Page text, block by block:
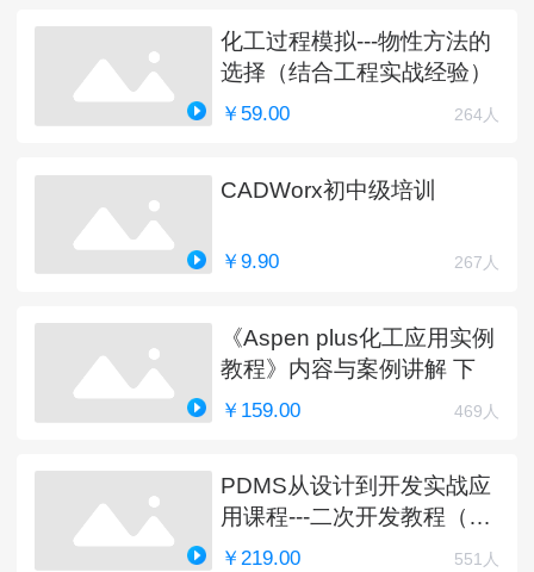
化工过程模拟---物性方法的
选择（结合工程实战经验）
￥59.00 264人
CADWorx初中级培训
￥9.90 267人
《Aspen plus化工应用实例
教程》内容与案例讲解 下
￥159.00 469人
PDMS从设计到开发实战应
用课程---二次开发教程（完
结）
￥219.00 551人